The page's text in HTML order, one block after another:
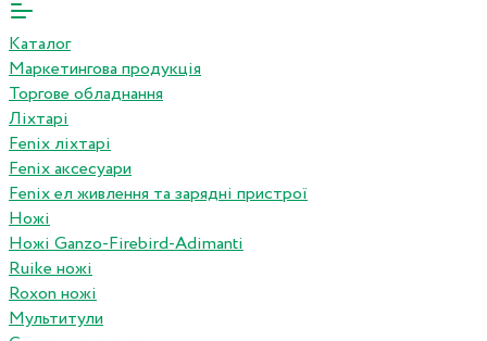
Каталог
Маркетингова продукція
Торгове обладнання
Ліхтарі
Fenix ліхтарі
Fenix аксесуари
Fenix ел живлення та зарядні пристрої
Ножі
Ножі Ganzo-Firebird-Adimanti
Ruike ножі
Roxon ножi
Мультитули